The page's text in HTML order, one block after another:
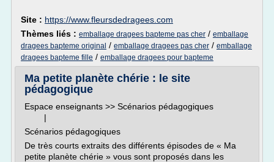
Site : https://www.fleursdedragees.com
Thèmes liés : emballage dragees bapteme pas cher / emballage
dragees bapteme original / emballage dragees pas cher / emballage
dragees bapteme fille / emballage dragees pour bapteme
Ma petite planète chérie : le site
pédagogique
Espace enseignants >> Scénarios pédagogiques
|
Scénarios pédagogiques
De très courts extraits des différents épisodes de « Ma
petite planète chérie » vous sont proposés dans les